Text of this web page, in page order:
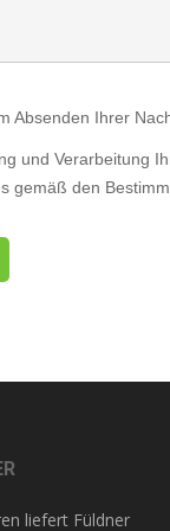
Absenden Ihrer
und Verarbeitung
gemäß den
liefert Füldner